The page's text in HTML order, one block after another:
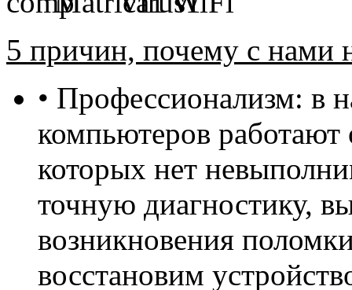
5 причин, почему с нами
• Профессионализм: в
компьютеров
которых нет
точную диагностику,
возникновения
восстановим